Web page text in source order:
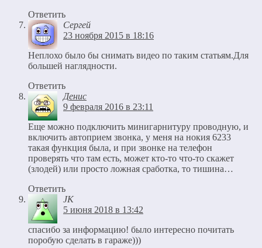
Ответить
Сергей
23 ноября 2015 в 18:16
Неплохо было бы снимать видео по таким статьям.Для
большей наглядности.
Ответить
Денис
9 февраля 2016 в 23:11
Еще можно подключить минигарнитуру проводную, и
включить автоприем звонка, у меня на нокия 6233
такая функция была, и при звонке на телефон
проверять что там есть, может кто-то что-то скажет
(злодей) или просто ложная сработка, то тишина…
Ответить
JK
5 июня 2018 в 13:42
спасибо за информацию! было интересно почитать
поробую сделать в гараже)))